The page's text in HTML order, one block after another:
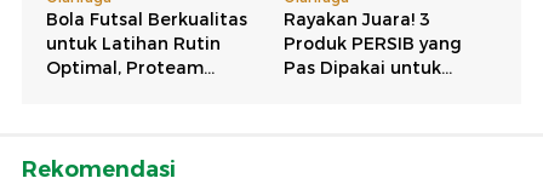
Rekomendasi